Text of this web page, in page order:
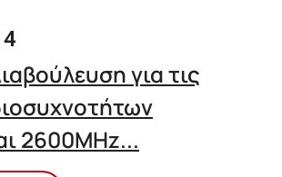
για τις
2600MHz...